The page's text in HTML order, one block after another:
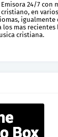
24/7 con
en
igualmente
mas recientes
cristiana.